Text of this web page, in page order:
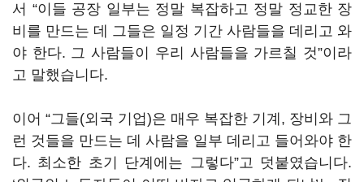
서 “이들 공장 일부는 정말 복잡하고 정말 정교한 장
비를 만드는 데 그들은 일정 기간 사람들을 데리고 와
야 한다. 그 사람들이 우리 사람들을 가르칠 것”이라
고 말했습니다.
이어 “그들(외국 기업)은 매우 복잡한 기계, 장비와 그
런 것들을 만드는 데 사람을 일부 데리고 들어와야 한
다. 최소한 초기 단계에는 그렇다”고 덧붙였습니다.